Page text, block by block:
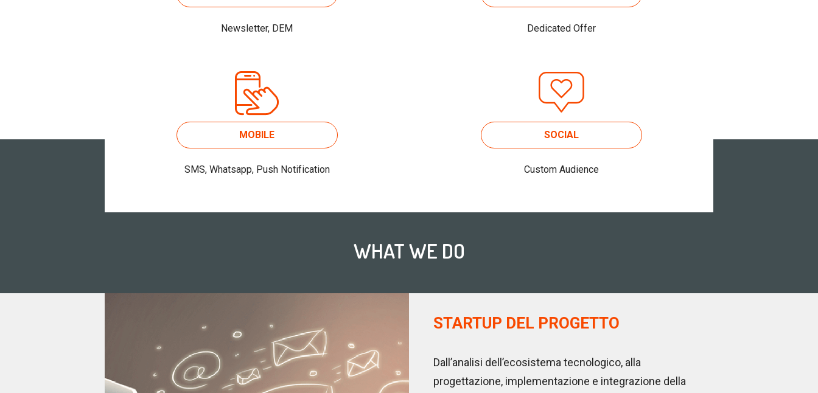
Newsletter, DEM Dedicated Offer
MOBILE
SMS, Whatsapp, Push Notification
SOCIAL
Custom Audience
WHAT WE DO
STARTUP DEL PROGETTO
Dall’analisi dell’ecosistema tecnologico, alla
progettazione, implementazione e integrazione della